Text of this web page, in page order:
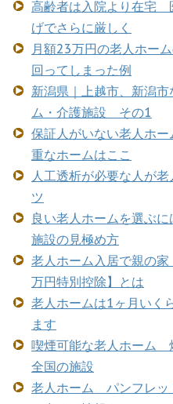
高齢者は入院より在宅
げでさらに厳しく
月額23万円の老人ホー
回ってしまった例
新潟県｜上越市、新潟
ム・介護施設 その1
保証人がいない老人ホ
重なホームはここ
人工透析が必要な人が
ツ
良い老人ホームを選ぶ
施設の見極め方
老人ホーム入居で親の
万円特別控除】とは
老人ホームは1ヶ月いく
ます
喫煙可能な老人ホーム
全国の施設
老人ホーム パンフレッ